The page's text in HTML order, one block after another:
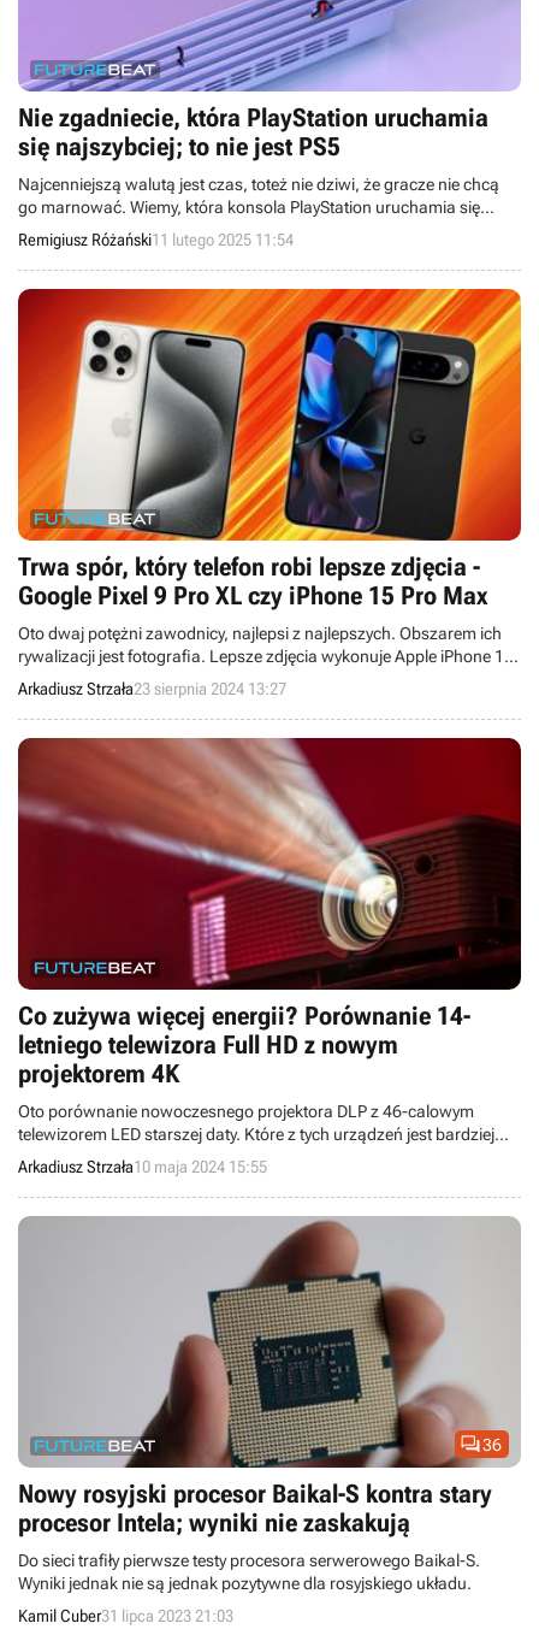
Nie zgadniecie, która PlayStation uruchamia
się najszybciej; to nie jest PS5
Najcenniejszą walutą jest czas, toteż nie dziwi, że gracze nie chcą
go marnować. Wiemy, która konsola PlayStation uruchamia się
najszybciej.
Remigiusz Różański11 lutego 2025 11:54
Trwa spór, który telefon robi lepsze zdjęcia -
Google Pixel 9 Pro XL czy iPhone 15 Pro Max
Oto dwaj potężni zawodnicy, najlepsi z najlepszych. Obszarem ich
rywalizacji jest fotografia. Lepsze zdjęcia wykonuje Apple iPhone 15
Pro Max, czy Google Pixel 9 Pro XL?
Arkadiusz Strzała23 sierpnia 2024 13:27
Co zużywa więcej energii? Porównanie 14-
letniego telewizora Full HD z nowym
projektorem 4K
Oto porównanie nowoczesnego projektora DLP z 46-calowym
telewizorem LED starszej daty. Które z tych urządzeń jest bardziej
opłacalne rozpatrując dłuższy okres użytkowania?
Arkadiusz Strzała10 maja 2024 15:55
36
Nowy rosyjski procesor Baikal-S kontra stary
procesor Intela; wyniki nie zaskakują
Do sieci trafiły pierwsze testy procesora serwerowego Baikal-S.
Wyniki jednak nie są jednak pozytywne dla rosyjskiego układu.
Kamil Cuber31 lipca 2023 21:03